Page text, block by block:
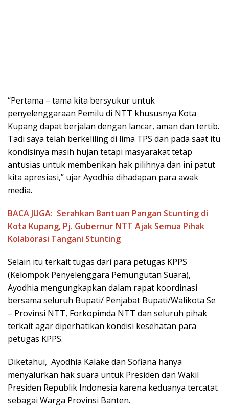
“Pertama – tama kita bersyukur untuk
penyelenggaraan Pemilu di NTT khususnya Kota
Kupang dapat berjalan dengan lancar, aman dan tertib.
Tadi saya telah berkeliling di lima TPS dan pada saat itu
kondisinya masih hujan tetapi masyarakat tetap
antusias untuk memberikan hak pilihnya dan ini patut
kita apresiasi,” ujar Ayodhia dihadapan para awak
media.
BACA JUGA: Serahkan Bantuan Pangan Stunting di
Kota Kupang, Pj. Gubernur NTT Ajak Semua Pihak
Kolaborasi Tangani Stunting
Selain itu terkait tugas dari para petugas KPPS
(Kelompok Penyelenggara Pemungutan Suara),
Ayodhia mengungkapkan dalam rapat koordinasi
bersama seluruh Bupati/ Penjabat Bupati/Walikota Se
– Provinsi NTT, Forkopimda NTT dan seluruh pihak
terkait agar diperhatikan kondisi kesehatan para
petugas KPPS.
Diketahui, Ayodhia Kalake dan Sofiana hanya
menyalurkan hak suara untuk Presiden dan Wakil
Presiden Republik Indonesia karena keduanya tercatat
sebagai Warga Provinsi Banten.